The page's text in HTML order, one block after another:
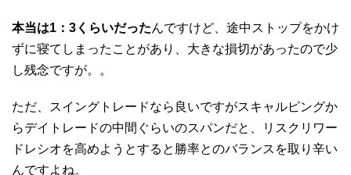
本当は1：3くらいだったんですけど、途中ストップをかけ
ずに寝てしまったことがあり、大きな損切があったので少
し残念ですが。。
ただ、スイングトレードなら良いですがスキャルピングか
らデイトレードの中間ぐらいのスパンだと、リスクリワー
ドレシオを高めようとすると勝率とのバランスを取り辛い
んですよね。